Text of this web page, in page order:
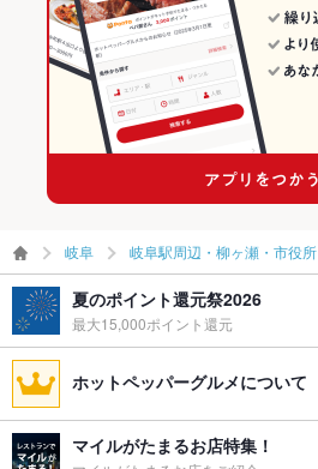
岐阜 岐阜駅周辺・柳ヶ瀬・市役所
夏のポイント還元祭2026
最大15,000ポイント還元
ホットペッパーグルメについて
マイルがたまるお店特集！